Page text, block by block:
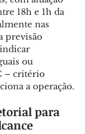
18h e 1h da
nas
previsão
ou
– critério
a operação.
para